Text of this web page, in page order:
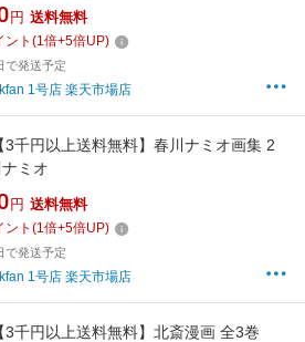
円 送料無料
ント (1倍+5倍UP)
で発送予定
1号店 楽天市場店
【3千円以上送料無料】春川ナミオ画集 2
ミオ
円 送料無料
ント (1倍+5倍UP)
で発送予定
1号店 楽天市場店
【3千円以上送料無料】北斎漫画 全3巻